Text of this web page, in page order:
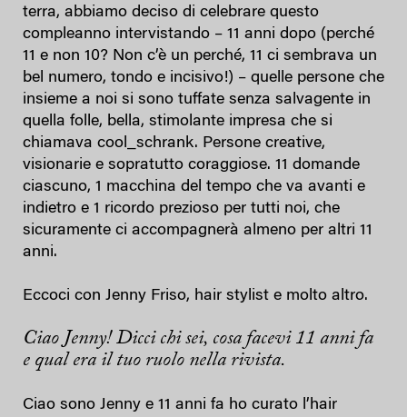
terra, abbiamo deciso di celebrare questo
compleanno intervistando – 11 anni dopo (perché
11 e non 10? Non c’è un perché, 11 ci sembrava un
bel numero, tondo e incisivo!) – quelle persone che
insieme a noi si sono tuffate senza salvagente in
quella folle, bella, stimolante impresa che si
chiamava cool_schrank. Persone creative,
visionarie e sopratutto coraggiose. 11 domande
ciascuno, 1 macchina del tempo che va avanti e
indietro e 1 ricordo prezioso per tutti noi, che
sicuramente ci accompagnerà almeno per altri 11
anni.
Eccoci con Jenny Friso, hair stylist e molto altro.
Ciao Jenny! Dicci chi sei, cosa facevi 11 anni fa
e qual era il tuo ruolo nella rivista.
Ciao sono Jenny e 11 anni fa ho curato l’hair